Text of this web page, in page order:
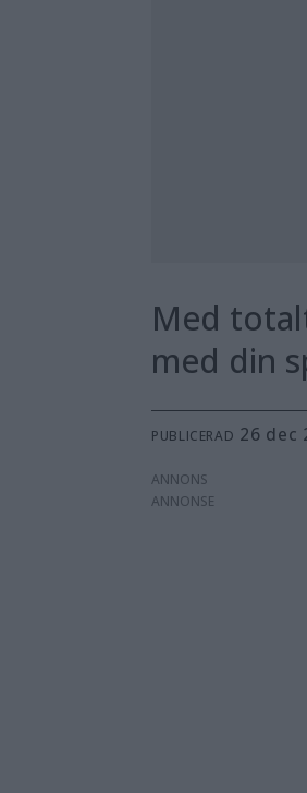
Med
med din
PUBLICERAD 26
ANNONS